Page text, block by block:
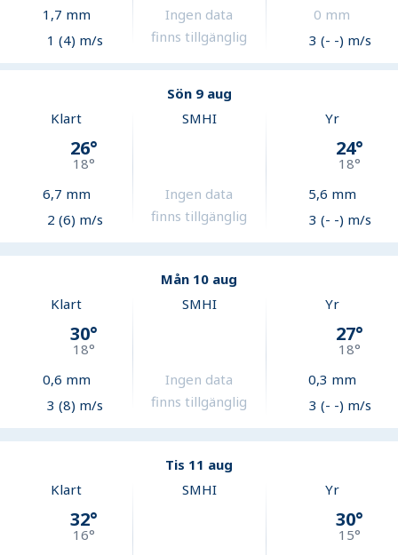
1,7 mm
1 (4) m/s
Ingen data
finns tillgänglig
0 mm
3 (- -) m/s
Sön 9 aug
Klart
26°
18°
6,7 mm
2 (6) m/s
SMHI
Ingen data
finns tillgänglig
Yr
24°
18°
5,6 mm
3 (- -) m/s
Mån 10 aug
Klart
30°
18°
0,6 mm
3 (8) m/s
SMHI
Ingen data
finns tillgänglig
Yr
27°
18°
0,3 mm
3 (- -) m/s
Tis 11 aug
Klart
32°
16°
SMHI Yr
30°
15°